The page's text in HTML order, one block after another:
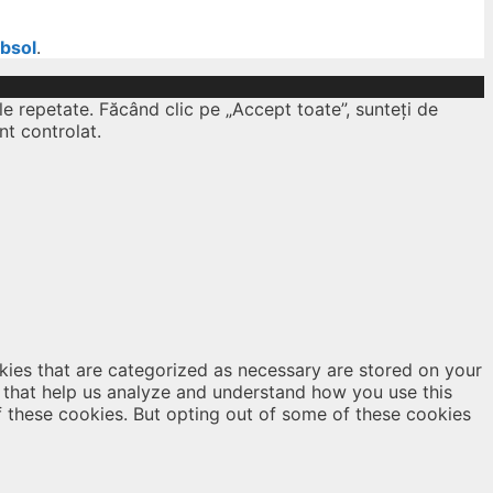
.
Făcând clic pe „Accept toate”, sunteți de
controlat.
that are categorized as necessary are stored on your
help us analyze and understand how you use this
cookies. But opting out of some of these cookies